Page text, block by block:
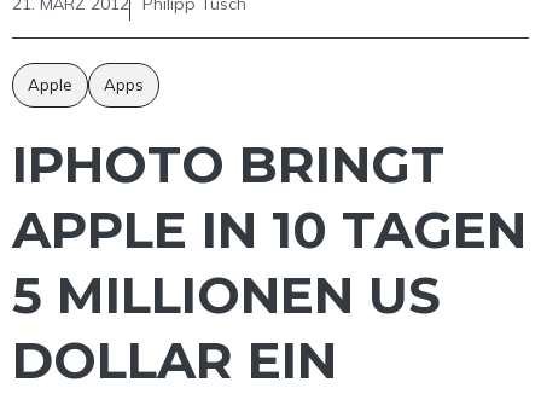
Apple Apps
IPHOTO BRINGT
APPLE IN 10 TAGEN
5 MILLIONEN US
DOLLAR EIN